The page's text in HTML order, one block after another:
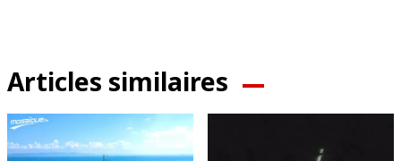
Articles similaires